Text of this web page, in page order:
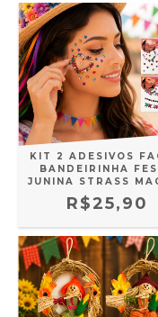
KIT 2 ADESIVOS
BANDEIRINHA
JUNINA STRASS
R$25,90